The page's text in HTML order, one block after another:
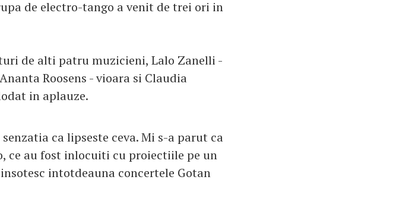
de electro-tango a venit de trei ori in
de alti patru muzicieni, Lalo Zanelli -
Roosens - vioara si Claudia
in aplauze.
ca lipseste ceva. Mi s-a parut ca
ce au fost inlocuiti cu proiectiile pe un
intotdeauna concertele Gotan